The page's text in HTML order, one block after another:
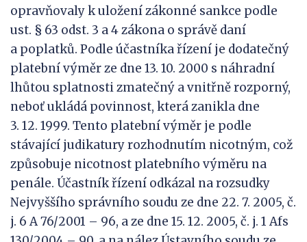
opravňovaly k uložení zákonné sankce podle
ust. § 63 odst. 3 a 4 zákona o správě daní
a poplatků. Podle účastníka řízení je dodatečný
platební výměr ze dne 13. 10. 2000 s náhradní
lhůtou splatnosti zmatečný a vnitřně rozporný,
neboť ukládá povinnost, která zanikla dne
3. 12. 1999. Tento platební výměr je podle
stávající judikatury rozhodnutím nicotným, což
způsobuje nicotnost platebního výměru na
penále. Účastník řízení odkázal na rozsudky
Nejvyššího správního soudu ze dne 22. 7. 2005, č.
j. 6 A 76/2001 – 96, a ze dne 15. 12. 2005, č. j. 1 Afs